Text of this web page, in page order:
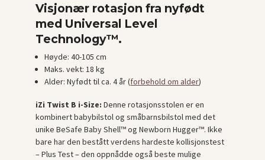
Visjonær rotasjon fra nyfødt
med Universal Level
Technology™.
Høyde: 40-105 cm
Maks. vekt: 18 kg
Alder: Nyfødt til ca. 4 år (forbehold om alder)
iZi Twist B i-Size: Denne rotasjonsstolen er en
kombinert babybilstol og småbarnsbilstol med det
unike BeSafe Baby Shell™ og Newborn Hugger™. Ikke
bare har den bestått verdens hardeste kollisjonstest
– Plus Test – den oppnådde også beste mulige